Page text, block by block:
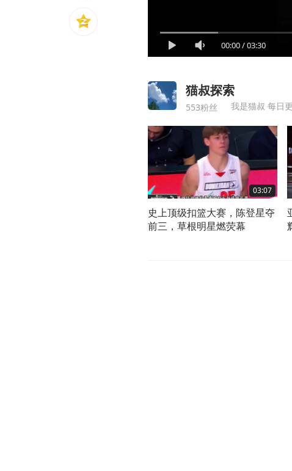
00:00/03:30
猫叔探索
553粉丝 我是猫叔 每日
03:07
史上顶级扣篮大赛，陈登星夺
前三，草根明星燃荧幕